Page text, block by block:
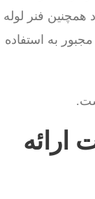
همچنین فنر لوله
مجبور به استفاده
ارائه